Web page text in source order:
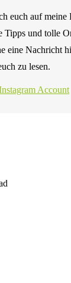
euch auf meine
Tipps und tolle
eine Nachricht
zu lesen.
Account